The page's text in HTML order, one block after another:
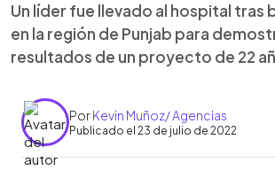
Un líder fue llevado al hospital tras
en la región de Punjab para
resultados de un proyecto de 22
PorKevin Muñoz/ Agencias
Publicado el 23 de julio de 2022